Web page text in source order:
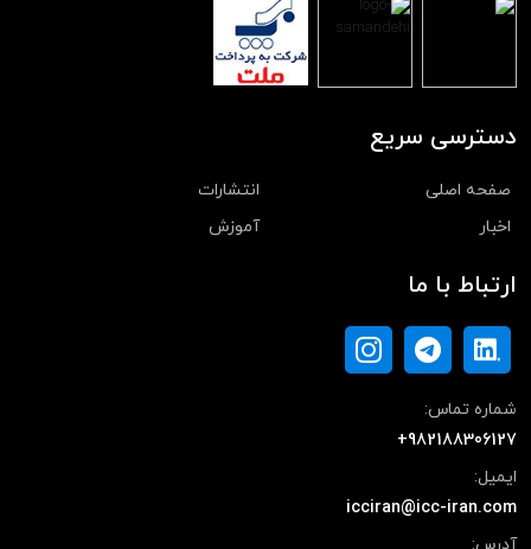
دسترسی سریع
صفحه اصلی
انتشارات
اخبار
آموزش
ارتباط با ما
شماره تماس:
+982188306127
ایمیل:
icciran@icc-iran.com